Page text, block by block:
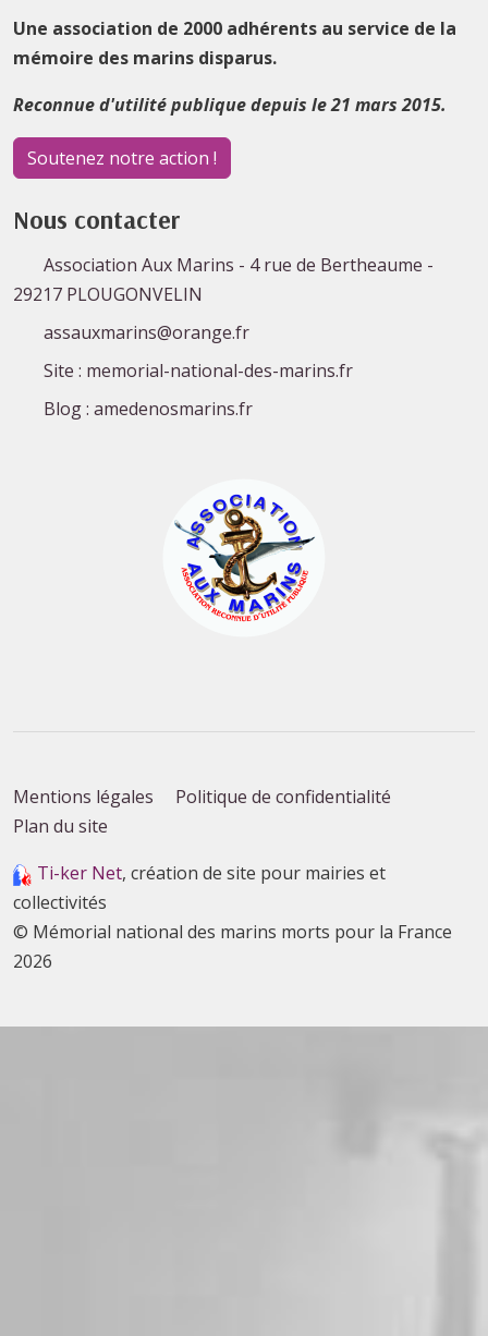
Une association de 2000 adhérents au service de la
mémoire des marins disparus.
Reconnue d'utilité publique depuis le 21 mars 2015.
Soutenez notre action !
Nous contacter
Association Aux Marins - 4 rue de Bertheaume -
29217 PLOUGONVELIN
assauxmarins@orange.fr
Site : memorial-national-des-marins.fr
Blog : amedenosmarins.fr
Mentions légales
Politique de confidentialité
Plan du site
Ti-ker Net, création de site pour mairies et
collectivités
© Mémorial national des marins morts pour la France
2026